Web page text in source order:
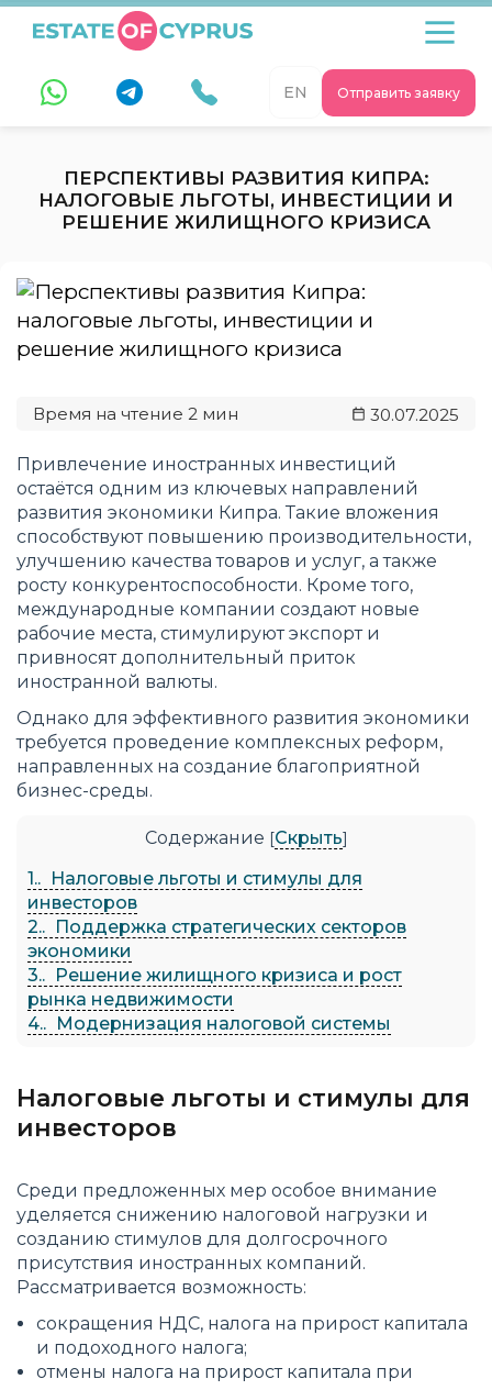
Отправить заявку
EN
ПЕРСПЕКТИВЫ РАЗВИТИЯ КИПРА:
НАЛОГОВЫЕ ЛЬГОТЫ, ИНВЕСТИЦИИ И
РЕШЕНИЕ ЖИЛИЩНОГО КРИЗИСА
30.07.2025
Привлечение иностранных инвестиций
остаётся одним из ключевых направлений
развития экономики Кипра. Такие вложения
способствуют повышению производительности,
улучшению качества товаров и услуг, а также
росту конкурентоспособности. Кроме того,
международные компании создают новые
рабочие места, стимулируют экспорт и
привносят дополнительный приток
иностранной валюты.
Однако для эффективного развития экономики
требуется проведение комплексных реформ,
направленных на создание благоприятной
бизнес-среды.
Содержание [Скрыть]
1.
Налоговые льготы и стимулы для
инвесторов
2.
Поддержка стратегических секторов
экономики
3.
Решение жилищного кризиса и рост
рынка недвижимости
4.
Модернизация налоговой системы
Налоговые льготы и стимулы для
инвесторов
Среди предложенных мер особое внимание
уделяется снижению налоговой нагрузки и
созданию стимулов для долгосрочного
присутствия иностранных компаний.
Рассматривается возможность:
сокращения НДС, налога на прирост капитала
и подоходного налога;
отмены налога на прирост капитала при